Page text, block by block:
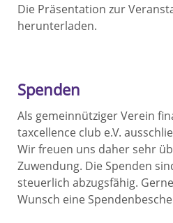
Die Präsentation zur
herunterladen.
Spenden
Als gemeinnütziger Verein
taxcellence club e.V.
Wir freuen uns daher sehr
Zuwendung. Die Spenden
steuerlich abzugsfähig.
Wunsch eine